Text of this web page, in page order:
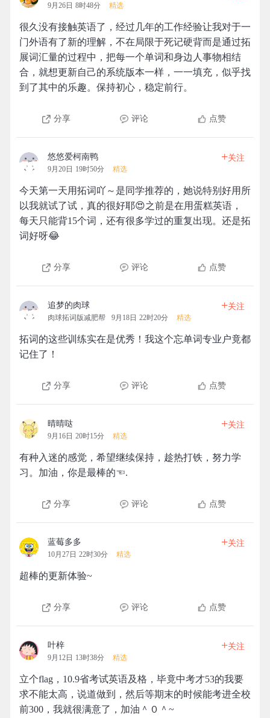
9月26日 8时48分 精选
很久没有接触英语了，经过几年的工作经验让我对于一
门外语有了新的理解，不在局限于死记硬背而是通过拓
展词汇量的过程中，把每一个单词和身边人事物相结
合，就想更新自己的系统版本一样，一一填充，似乎找
到了其中的乐趣。保持初心，稳定前行。
分享 评论 点赞
悠悠爱柯南鸭
9月20日 19时50分 精选
+关注
今天第一天用拓词吖～是同学推荐的，她说特别好用所
以我就试了试，真的很好耶😍之前是在用蛋糕英语，
每天只能背15个词，还有很多学过的重复出现。还是拓
词好呀😂
分享 评论 点赞
追梦的肉球
肉球拓词版减肥帮 9月18日 22时20分 精选
+关注
拓词的这些训练实在是优秀！我这个忘单词专业户竟都
记住了！
分享 评论 点赞
晴晴哒
9月16日 20时15分 精选
+关注
有种入迷的感觉，希望继续保持，趁热打铁，努力学
习。加油，你是最棒的☜.
分享 评论 点赞
蓝莓多多
10月27日 22时30分 精选
+关注
超棒的更新体验~
分享 评论 点赞
叶梓
9月12日 13时38分 精选
+关注
立个flag，10.9省考试英语及格，毕竟中考才53的我要
求不能太高，说道做到，然后等期末的时候能考进全校
前300，我就很满意了，加油＾０＾~